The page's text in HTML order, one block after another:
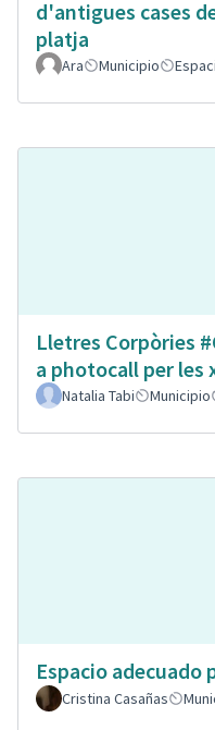
d'antigues cases
platja
Ara Municipio
Lletres Corpòries
a photocall per les
Natalia Tabi Municipio
Espacio adecuado
Cristina Casañas